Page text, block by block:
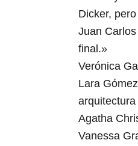
Dicker,
Juan
final.»
Verónica
Lara
Agatha
Vanessa